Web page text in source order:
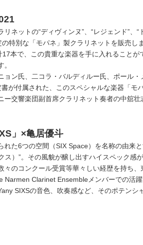
ネットの“ディヴィンヌ”、“レジェンド”、“
特別な「モパネ」製クラリネットを販売し
本で、この貴重な楽器を手に入れることが
ン氏、二コラ・バルディルー氏、ポール・
が付属された、このスペシャルな楽器「モ
ー交響楽団副首席クラリネット奏者の中舘壮
」×亀居優斗
た6つの空間（SIX Space）を名称の由来
ス）”。その風貌が醸し出すハイスペック感
々のコンクール受賞等華々しい経歴を持ち、
Narmen Clarinet Ensembleメンバーでの活
SIXSの音色、吹奏感など、そのポテンシ